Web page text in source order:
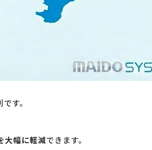
す。
大幅に軽減できます。